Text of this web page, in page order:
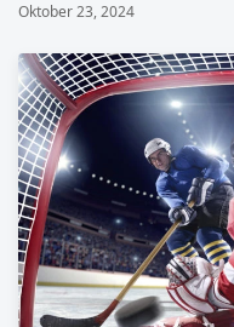
Oktober 23, 2024